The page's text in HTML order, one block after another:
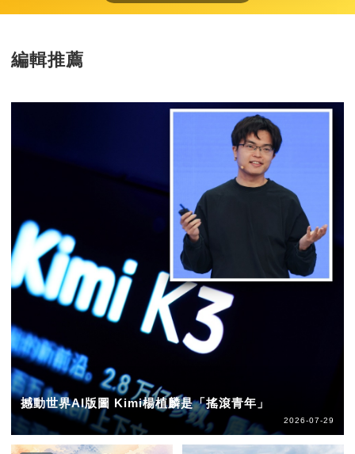
編輯推薦
撼動世界AI版圖 Kimi楊植麟是「搖滾青年」
2026-07-29